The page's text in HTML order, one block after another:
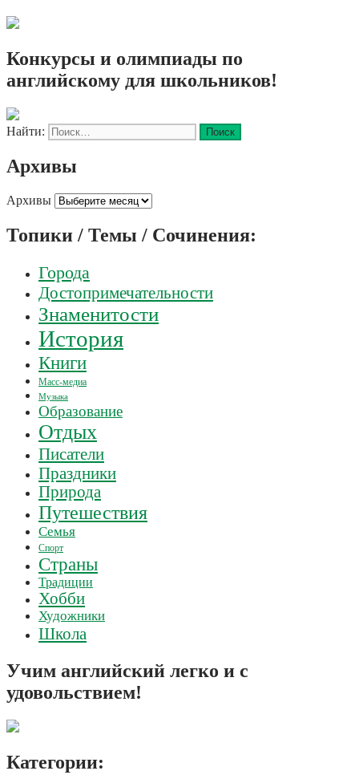
Конкурсы и олимпиады по
английскому для школьников!
Найти:
Архивы
Архивы
Топики / Темы / Сочинения:
Города
Достопримечательности
Знаменитости
История
Книги
Масс-медиа
Музыка
Образование
Отдых
Писатели
Праздники
Природа
Путешествия
Семья
Спорт
Страны
Традиции
Хобби
Художники
Школа
Учим английский легко и с
удовольствием!
Категории: